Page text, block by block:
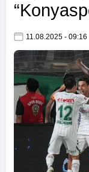
11.08.2025 - 09:16